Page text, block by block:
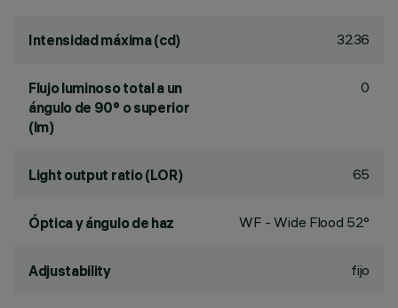
Intensidad máxima (cd) 3236
Flujo luminoso total a un
ángulo de 90° o superior
(lm)
0
Light output ratio (LOR) 65
Óptica y ángulo de haz WF - Wide Flood 52°
Adjustability fijo